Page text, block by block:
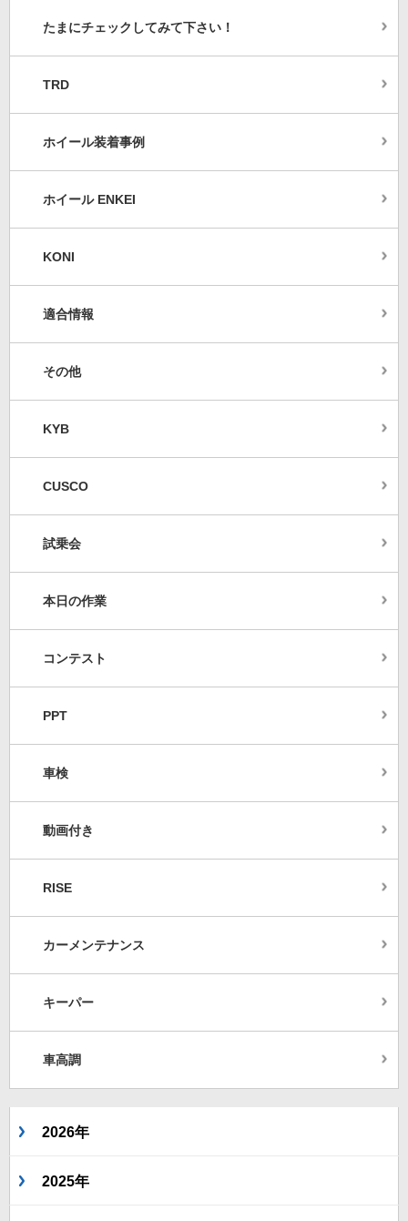
たまにチェックしてみて下さい！
TRD
ホイール装着事例
ホイール ENKEI
KONI
適合情報
その他
KYB
CUSCO
試乗会
本日の作業
コンテスト
PPT
車検
動画付き
RISE
カーメンテナンス
キーパー
車高調
2026年
2025年